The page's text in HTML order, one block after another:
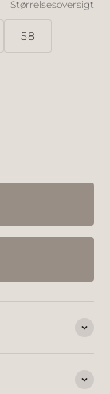
Størrelsesoversigt
58